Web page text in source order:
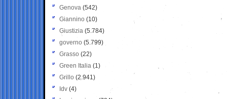
Genova (542)
Giannino (10)
Giustizia (5.784)
governo (5.799)
Grasso (22)
Green Italia (1)
Grillo (2.941)
Idv (4)